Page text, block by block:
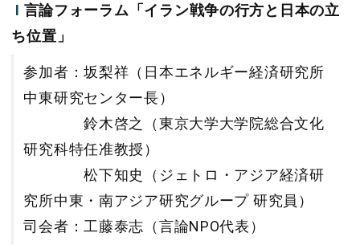
I 言論フォーラム「 イラン戦争の行方と日本の立
ち位置 」
参加者：坂梨祥（日本エネルギー経済研究所
中東研究センター長）
鈴木啓之（東京大学大学院総合文化
研究科特任准教授）
松下知史（ジェトロ・アジア経済研
究所中東・南アジア研究グループ 研究員）
司会者：工藤泰志（言論NPO代表）